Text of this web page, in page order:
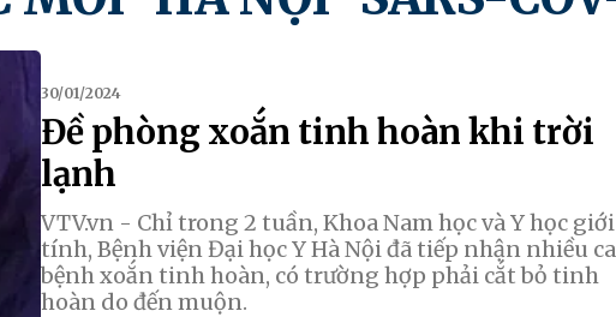
30/01/2024
Đề phòng xoắn tinh hoàn khi trời
lạnh
VTV.vn - Chỉ trong 2 tuần, Khoa Nam học và Y học giới
tính, Bệnh viện Đại học Y Hà Nội đã tiếp nhận nhiều ca
bệnh xoắn tinh hoàn, có trường hợp phải cắt bỏ tinh
hoàn do đến muộn.